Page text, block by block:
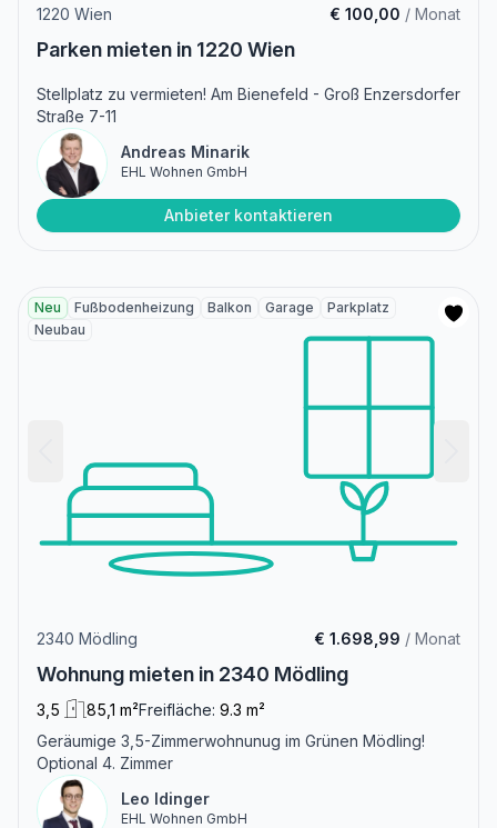
1220 Wien € 100,00 / Monat
Parken mieten in 1220 Wien
Stellplatz zu vermieten! Am Bienefeld - Groß Enzersdorfer
Straße 7-11
Andreas Minarik
EHL Wohnen GmbH
Anbieter kontaktieren
Neu Fußbodenheizung Balkon Garage
Parkplatz
Neubau
2340 Mödling € 1.698,99 / Monat
Wohnung mieten in 2340 Mödling
3,5 85,1 m²Freifläche: 9.3 m²
Geräumige 3,5-Zimmerwohnunug im Grünen Mödling!
Optional 4. Zimmer
Leo Idinger
EHL Wohnen GmbH